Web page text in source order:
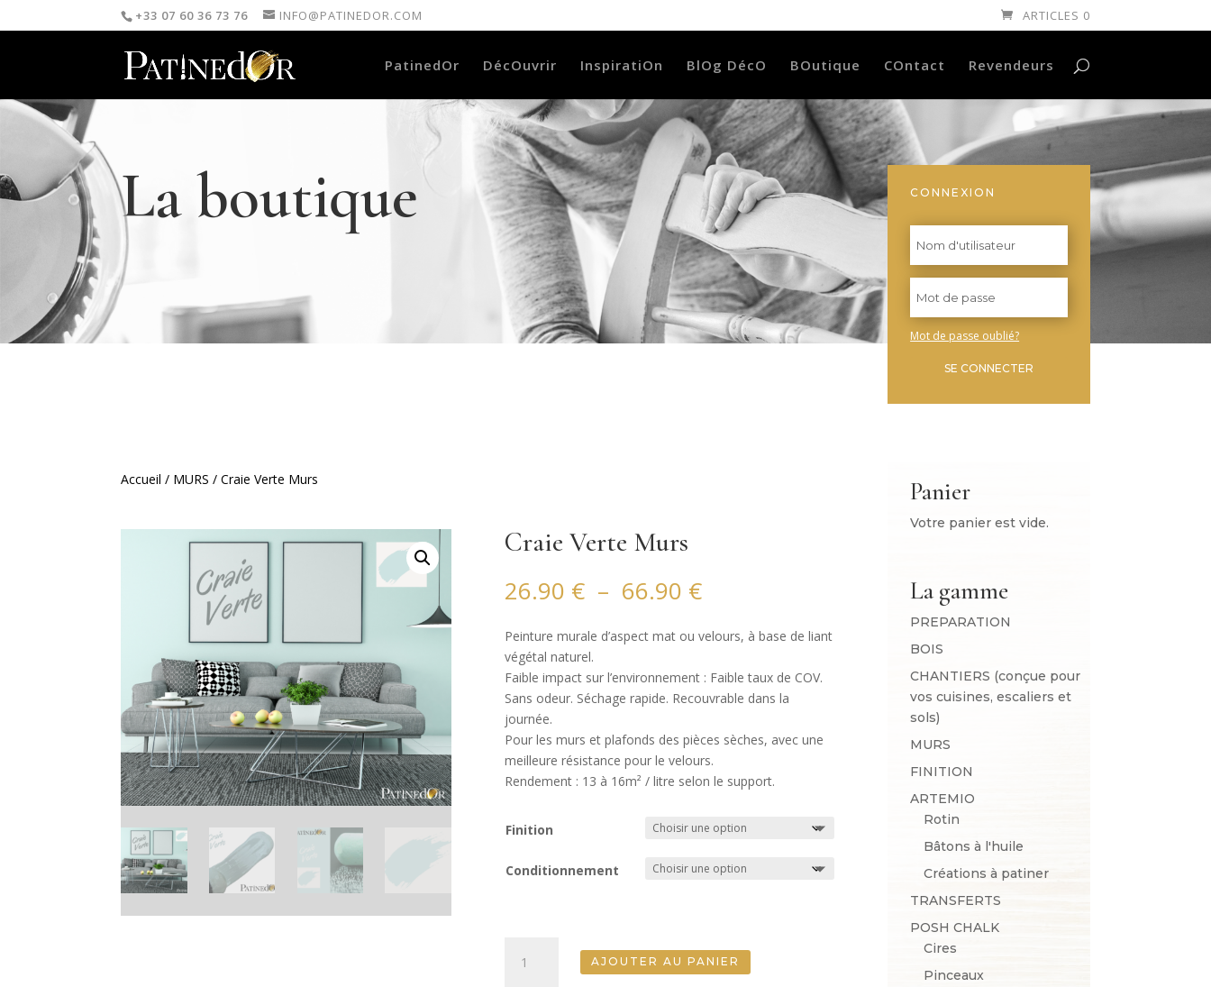
+33 07 60 36 73 76 INFO@PATINEDOR.COM ARTICLES 0
PatinedOr DécOuvrir InspiratiOn BlOg DécO BOutique COntact Revendeurs
La boutique CONNEXION
Mot de passe oublié?
SE CONNECTER
Accueil / MURS / Craie Verte Murs
Craie Verte Murs
26.90 € – 66.90 €Plage
de
prix :
26.90 €
à
66.90 €
Peinture murale d’aspect mat ou velours, à base de liant
végétal naturel.
Faible impact sur l’environnement : Faible taux de COV.
Sans odeur. Séchage rapide. Recouvrable dans la
journée.
Pour les murs et plafonds des pièces sèches, avec une
meilleure résistance pour le velours.
Rendement : 13 à 16m² / litre selon le support.
Finition
Conditionnement
AJOUTER AU PANIER
Panier
Votre panier est vide.
La gamme
PREPARATION
BOIS
CHANTIERS (conçue pour
vos cuisines, escaliers et
sols)
MURS
FINITION
ARTEMIO
Rotin
Bâtons à l'huile
Créations à patiner
TRANSFERTS
POSH CHALK
Cires
Pinceaux